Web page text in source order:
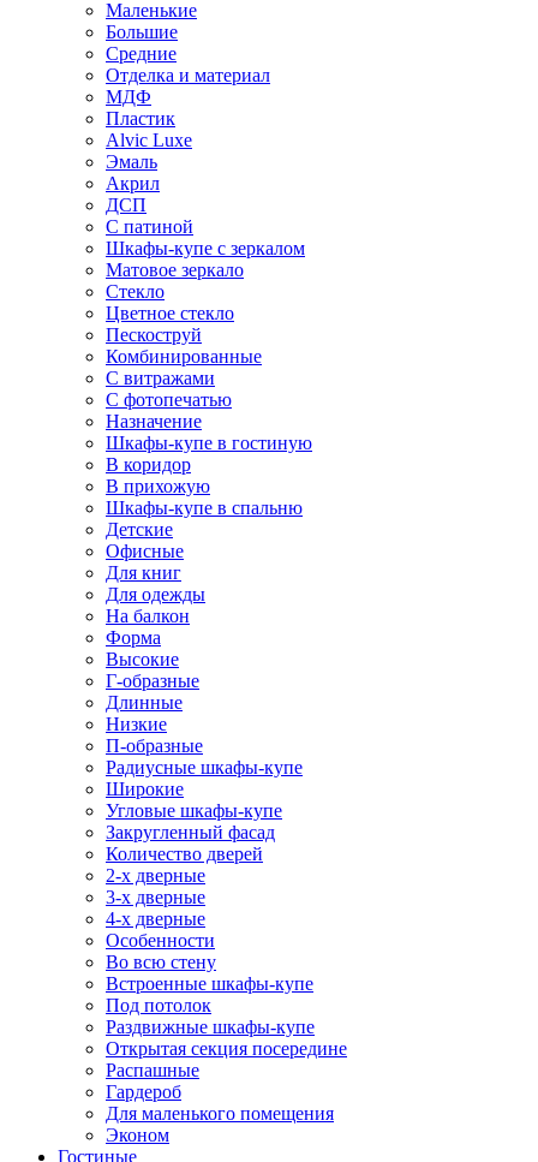
Маленькие
Большие
Средние
Отделка и материал
МДФ
Пластик
Alvic Luxe
Эмаль
Акрил
ДСП
С патиной
Шкафы-купе с зеркалом
Матовое зеркало
Стекло
Цветное стекло
Пескоструй
Комбинированные
С витражами
С фотопечатью
Назначение
Шкафы-купе в гостиную
В коридор
В прихожую
Шкафы-купе в спальню
Детские
Офисные
Для книг
Для одежды
На балкон
Форма
Высокие
Г-образные
Длинные
Низкие
П-образные
Радиусные шкафы-купе
Широкие
Угловые шкафы-купе
Закругленный фасад
Количество дверей
2-х дверные
3-х дверные
4-х дверные
Особенности
Во всю стену
Встроенные шкафы-купе
Под потолок
Раздвижные шкафы-купе
Открытая секция посередине
Распашные
Гардероб
Для маленького помещения
Эконом
Гостиные